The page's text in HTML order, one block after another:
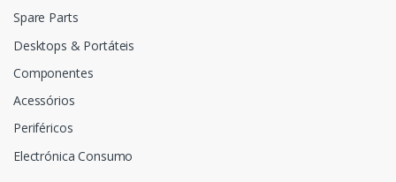
Spare Parts
Desktops & Portáteis
Componentes
Acessórios
Periféricos
Electrónica Consumo